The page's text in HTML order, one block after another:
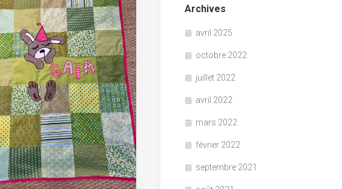
Archives
avril 2025
octobre 2022
juillet 2022
avril 2022
mars 2022
février 2022
septembre 2021